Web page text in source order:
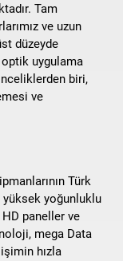
Tam
ve uzun
düzeyde
uygulama
biri,
ve
Türk
yoğunluklu
paneller ve
mega Data
hızla